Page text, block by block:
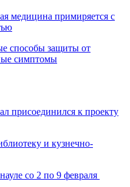
медицина примиряется с
способы защиты от
симптомы
присоединился к проекту
и кузнечно-
со 2 по 9 февраля